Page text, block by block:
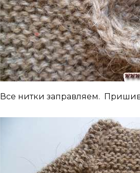
Все нитки заправляем.